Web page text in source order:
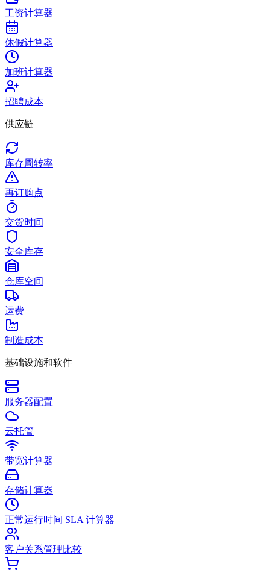
工资计算器
休假计算器
加班计算器
招聘成本
供应链
库存周转率
再订购点
交货时间
安全库存
仓库空间
运费
制造成本
基础设施和软件
服务器配置
云托管
带宽计算器
存储计算器
正常运行时间 SLA 计算器
客户关系管理比较